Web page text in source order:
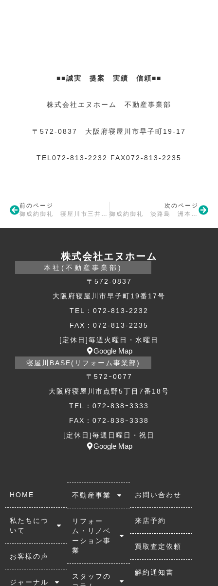
■■誠実 提案 実績 信頼■■
株式会社エヌホーム 不動産事業部
〒572-0837 大阪府寝屋川市早子町19-17
TEL072-813-2232 FAX072-813-2235
前のページ
次のページ
株式会社エヌホーム
本社(不動産事業部)
〒572-0837
大阪府寝屋川市早子町19番17号
TEL：072-813-2232
FAX：072-813-2235
[定休日]毎週火曜日・水曜日
Google Map
寝屋川BASE(リフォーム事業部)
〒572ｰ0077
大阪府寝屋川市点野5丁目7番18号
TEL：072-838ｰ3333
FAX：072-838ｰ3338
[定休日]毎週日曜日・祝日
Google Map
HOME
私たちにつ
いて
お客様の声
ジャーナル
不動産事業
リフォー
ム・リノベ
ーション事
業
スタッフの
お問い合わせ
来店予約
買取査定依頼
解約通知書